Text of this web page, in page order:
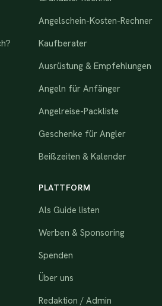
Angelschein-Kosten-Rechner
Kaufberater
Ausrüstung & Empfehlungen
Angeln für Anfänger
Angelreise-Packliste
Geschenke für Angler
Beißzeiten & Kalender
PLATTFORM
Als Guide listen
Werben & Sponsoring
Spenden
Über uns
Redaktion / Admin